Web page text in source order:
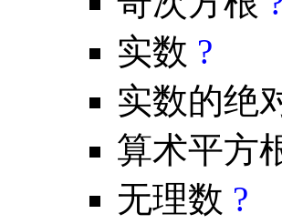
实数 ?
实数的绝
算术平方
无理数 ?